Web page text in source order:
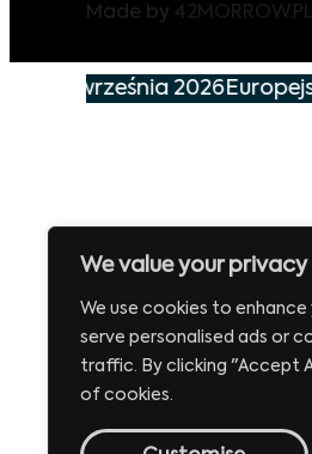
We value your privacy
We use cookies to
serve personalised ads or
traffic. By clicking "Accept
of cookies.
Made by
29 września 2026